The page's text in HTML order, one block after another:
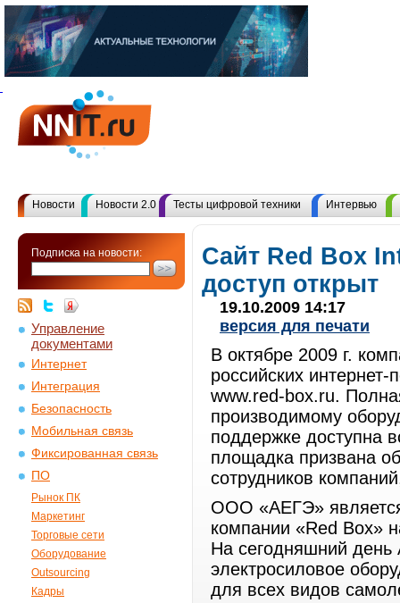
Новости Новости 2.0 Тесты цифровой техники Интервью
Подписка на новости:
Управление
документами
Интернет
Интеграция
Безопасность
Мобильная связь
Фиксированная связь
ПО
Рынок ПК
Маркетинг
Торговые сети
Оборудование
Outsourcing
Кадры
Сайт Red Box
доступ открыт
19.10.2009 14:17
версия для печати
В октябре 2009 г.
российских
www.red-box.ru.
производимому
поддержке доступна
площадка призвана
сотрудников
ООО «АЕГЭ»
компании «Red Box»
На сегодняшний день
электросиловое
для всех видов